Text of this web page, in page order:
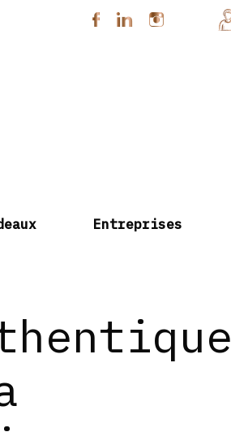
Entreprises